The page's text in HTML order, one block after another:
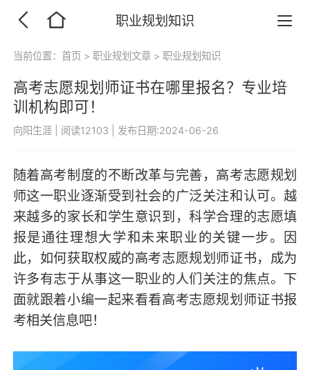
职业规划知识
当前位置：首页 > 职业规划文章 > 职业规划知识
高考志愿规划师证书在哪里报名？专业培
训机构即可！
向阳生涯 阅读12103 发布日期:2024-06-26
随着高考制度的不断改革与完善，高考志愿规划
师这一职业逐渐受到社会的广泛关注和认可。越
来越多的家长和学生意识到，科学合理的志愿填
报是通往理想大学和未来职业的关键一步。因
此，如何获取权威的高考志愿规划师证书，成为
许多有志于从事这一职业的人们关注的焦点。下
面就跟着小编一起来看看高考志愿规划师证书报
考相关信息吧！